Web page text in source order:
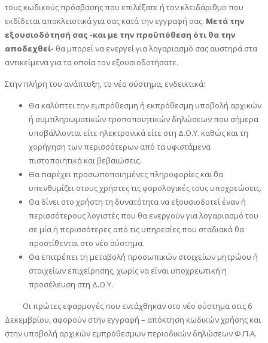
τους κωδικούς πρόσβασης που επιλέξατε ή τον κλειδάριθμο που
εκδίδεται αποκλειστικά για σας κατά την εγγραφή σας. Μετά την
εξουσιοδότησή σας -και με την προϋπόθεση ότι θα την
αποδεχθεί- θα μπορεί να ενεργεί για λογαριασμό σας αυστηρά στα
αντικείμενα για τα οποία τον εξουσιοδοτήσατε.
Στην πλήρη του ανάπτυξη, το νέο σύστημα, ενδεικτικά:
Θα καλύπτει την εμπρόθεσμη ή εκπρόθεσμη υποβολή αρχικών
ή συμπληρωματικών-τροποποιητικών δηλώσεων που σήμερα
υποβάλλονται είτε ηλεκτρονικά είτε στη Δ.Ο.Υ. καθώς και τη
χορήγηση των περισσότερων από τα υφιστάμενα
πιστοποιητικά και βεβαιώσεις.
Θα παρέχει προσωποποιημένες πληροφορίες και θα
υπενθυμίζει στους χρήστες τις φορολογικές τους υποχρεώσεις.
Θα δίνει στο χρήστη τη δυνατότητα να εξουσιοδοτεί έναν ή
περισσότερους λογιστές που θα ενεργούν για λογαριασμό του
σε μία ή περισσότερες από τις υπηρεσίες που σταδιακά θα
προστίθενται στο νέο σύστημα.
Θα επιτρέπει τη μεταβολή προσωπικών στοιχείων μητρώου ή
στοιχείων επιχείρησης, χωρίς να είναι υποχρεωτική η
προσέλευση στη Δ.Ο.Υ.
Οι πρώτες εφαρμογές που εντάχθηκαν στο νέο σύστημα στις 6
Δεκεμβρίου, αφορούν στην εγγραφή – απόκτηση κωδικών χρήσης και
στην υποβολή αρχικών εμπρόθεσμων περιοδικών δηλώσεων Φ.Π.Α.